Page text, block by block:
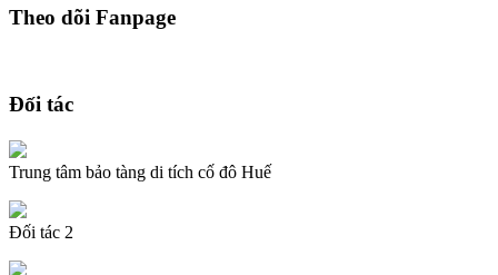
Theo dõi Fanpage
Đối tác
Trung tâm bảo tàng di tích cố đô Huế
Đối tác 2